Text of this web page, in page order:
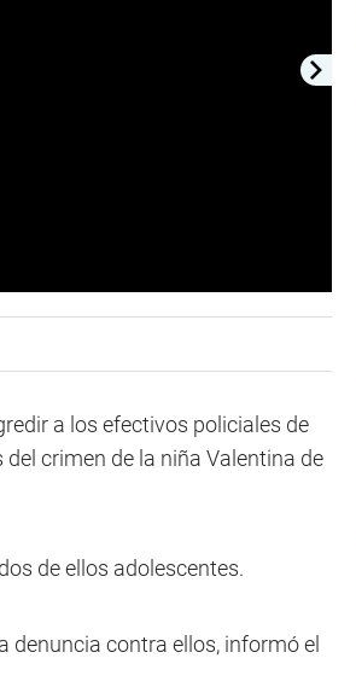
a los efectivos policiales de
crimen de la niña Valentina de
de ellos adolescentes.
denuncia contra ellos, informó el